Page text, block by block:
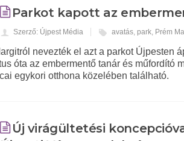
Parkot kapott az
Szerző: Újpest Média avatás,park, Prém
nevezték el azt a parkot Újpesten
óta az embermentő tanár és műfordító
egykori otthona közelében található.
Új virágültetési